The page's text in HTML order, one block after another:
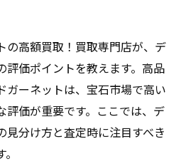
の高額買取！買取専門店が、デ
評価ポイントを教えます。高品
ガーネットは、宝石市場で高い
評価が重要です。ここでは、デ
見分け方と査定時に注目すべき